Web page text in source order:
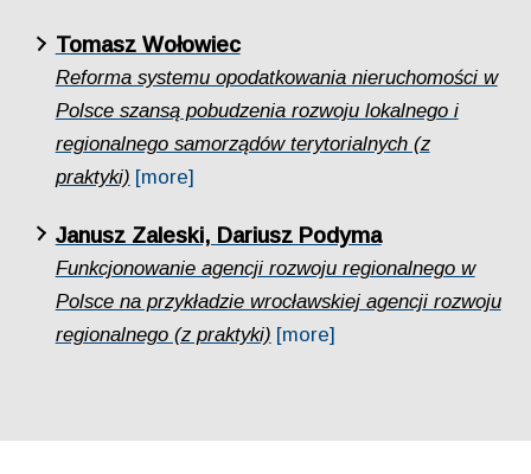
Tomasz Wołowiec
Reforma systemu opodatkowania nieruchomości w
Polsce szansą pobudzenia rozwoju lokalnego i
regionalnego samorządów terytorialnych (z
praktyki) [more]
Janusz Zaleski, Dariusz Podyma
Funkcjonowanie agencji rozwoju regionalnego w
Polsce na przykładzie wrocławskiej agencji rozwoju
regionalnego (z praktyki) [more]